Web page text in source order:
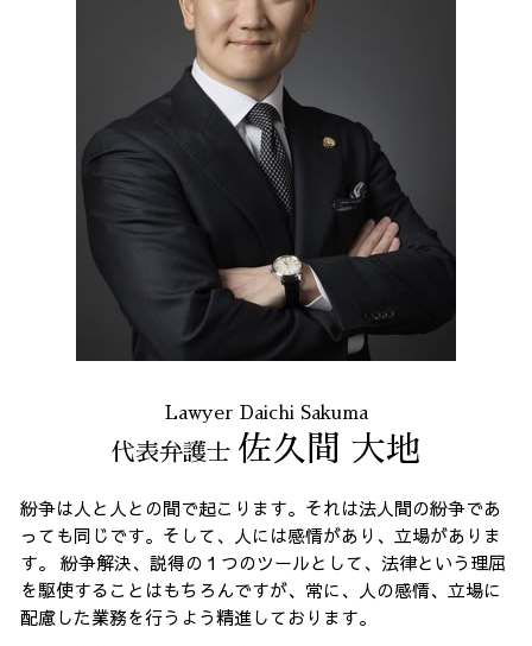
セクハラ パワハラ
残業 未払い 請求
不当解雇 労基
不当請求 全国 相談
破産 問題 全国 弁護士
債務整理 23区 弁護士
架空請求 東京都 相談
架空請求 全国 相談
消費者被害 全国 弁護士
契約書作成 23区 相談
出会い系 詐欺 23区 相談
過払い金請求 23区 相談
Lawyer Daichi Sakuma
代表弁護士 佐久間 大地
紛争は人と人との間で起こります。それは法人間の紛争であ
っても同じです。そして、人には感情があり、立場がありま
す。 紛争解決、説得の１つのツールとして、法律という理屈
を駆使することはもちろんですが、常に、人の感情、立場に
配慮した業務を行うよう精進しております。